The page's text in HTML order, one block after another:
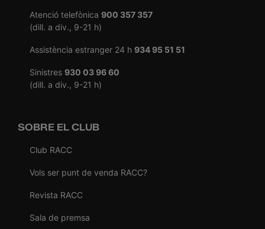
Atenció telefònica 900 357 357
(dill. a div., 9-21 h)
Assistència estranger 24 h 934 95 51 51
Sinistres 930 03 96 60
(dill. a div., 9-21 h)
SOBRE EL CLUB
Club RACC
Vols ser punt de venda RACC?
Revista RACC
Sala de premsa